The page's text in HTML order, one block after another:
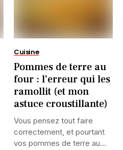
Cuisine
Pommes de terre au
four : l’erreur qui les
ramollit (et mon
astuce croustillante)
Vous pensez tout faire
correctement, et pourtant
vos pommes de terre au...